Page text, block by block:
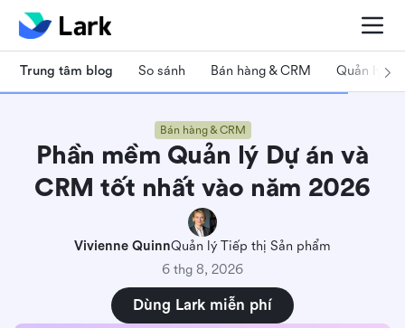
Trung tâm blog So sánh Bán hàng & CRM Quản lý dự
Bán hàng & CRM
Phần mềm Quản lý Dự án và
CRM tốt nhất vào năm 2026
Vivienne QuinnQuản lý Tiếp thị Sản phẩm
6 thg 8, 2026
Dùng Lark miễn phí